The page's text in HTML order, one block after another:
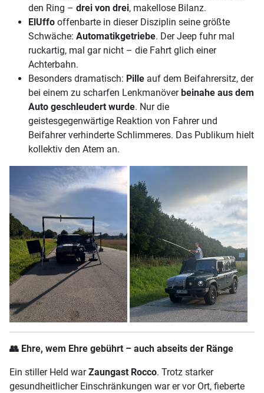
den Ring – drei von drei, makellose Bilanz.
ElUffo offenbarte in dieser Disziplin seine größte
Schwäche: Automatikgetriebe. Der Jeep fuhr mal
ruckartig, mal gar nicht – die Fahrt glich einer
Achterbahn.
Besonders dramatisch: Pille auf dem Beifahrersitz, der
bei einem zu scharfen Lenkmanöverbeinahe aus dem
Auto geschleudert wurde. Nur die
geistesgegenwärtige Reaktion von Fahrer und
Beifahrer verhinderte Schlimmeres. Das Publikum hielt
kollektiv den Atem an.
👥 Ehre, wem Ehre gebührt – auch abseits der Ränge
Ein stiller Held warZaungast Rocco. Trotz starker
gesundheitlicher Einschränkungen war er vor Ort, fieberte